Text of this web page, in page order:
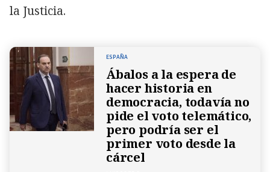
la Justicia.
ESPAÑA
Ábalos a la espera de
hacer historia en
democracia, todavía no
pide el voto telemático,
pero podría ser el
primer voto desde la
cárcel